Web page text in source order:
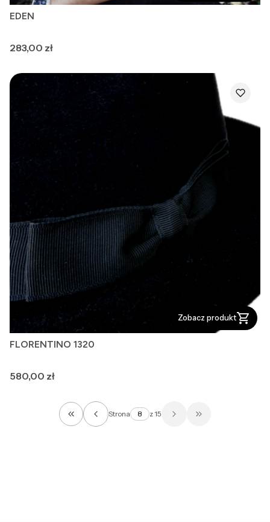
EDEN
Cena
283,00 zł
Zobacz produkt
FLORENTINO 1320
Cena
580,00 zł
Wróć do pierwszej strony z produktami
Strona z 15 Przejdź do